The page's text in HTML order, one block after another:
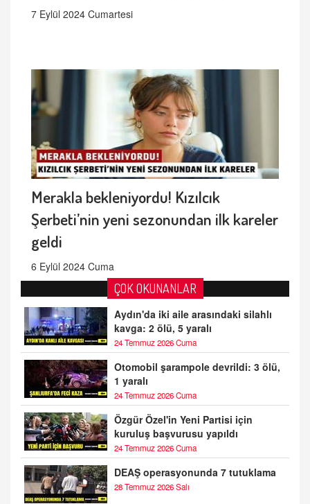
7 Eylül 2024 Cumartesi
Merakla bekleniyordu! Kızılcık
Şerbeti’nin yeni sezonundan ilk kareler
geldi
6 Eylül 2024 Cuma
ÇOK OKUNANLAR
Aydın'da iki aile arasındaki silahlı
kavga: 2 ölü, 5 yaralı
24 Temmuz 2026 Cuma
Otomobil şarampole devrildi: 3 ölü,
1 yaralı
24 Temmuz 2026 Cuma
Özgür Özel'in Yeni Partisi için
kuruluş başvurusu yapıldı
24 Temmuz 2026 Cuma
DEAŞ operasyonunda 7 tutuklama
28 Temmuz 2026 Salı